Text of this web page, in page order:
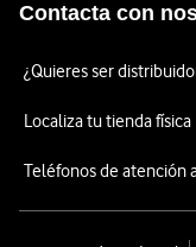
Contacta con
¿Quieres ser
Localiza tu tienda física
Teléfonos de atención